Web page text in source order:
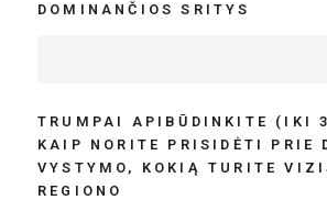
DOMINANČIOS SRITYS
TRUMPAI APIBŪDINKITE (IKI
KAIP NORITE PRISIDĖTI PRIE
VYSTYMO, KOKIĄ TURITE
REGIONO